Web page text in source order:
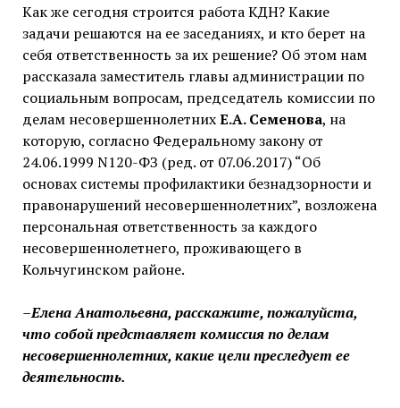
Как же сегодня строится работа КДН? Какие
задачи решаются на ее заседаниях, и кто берет на
себя ответственность за их решение? Об этом нам
рассказала заместитель главы администрации по
социальным вопросам, председатель комиссии по
делам несовершеннолетнихЕ.А. Семенова, на
которую, согласно Федеральному закону от
24.06.1999 N120-ФЗ (ред. от 07.06.2017) “Об
основах системы профилактики безнадзорности и
правонарушений несовершеннолетних”, возложена
персональная ответственность за каждого
несовершеннолетнего, проживающего в
Кольчугинском районе.
–Елена Анатольевна, расскажите, пожалуйста,
что собой представляет комиссия по делам
несовершеннолетних, какие цели преследует ее
деятельность.